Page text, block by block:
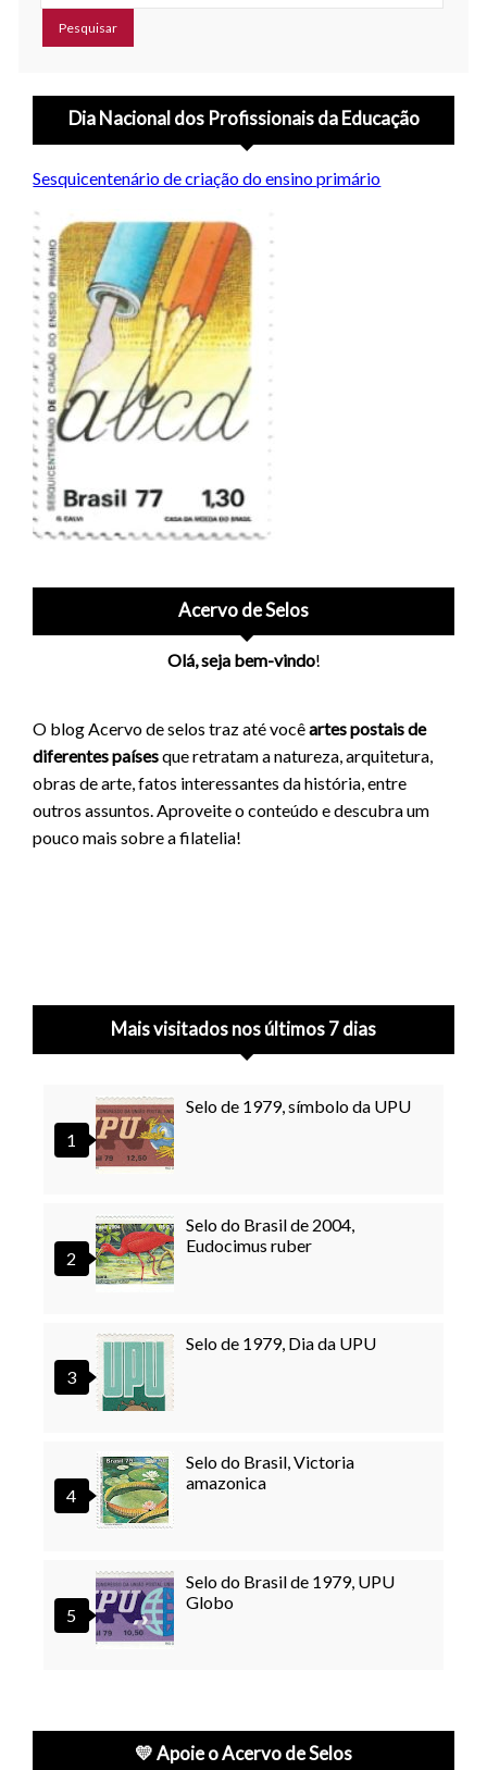
Dia Nacional dos Profissionais da Educação
Sesquicentenário de criação do ensino primário
Acervo de Selos
Olá, seja bem-vindo!
O blog Acervo de selos traz até vocêartes postais de
diferentes paísesque retratam a natureza, arquitetura,
obras de arte, fatos interessantes da história, entre
outros assuntos. Aproveite o conteúdo e descubra um
pouco mais sobre a filatelia!
Mais visitados nos últimos 7 dias
Selo de 1979, símbolo da UPU
Selo do Brasil de 2004,
Eudocimus ruber
Selo de 1979, Dia da UPU
Selo do Brasil, Victoria
amazonica
Selo do Brasil de 1979, UPU
Globo
💛 Apoie o Acervo de Selos